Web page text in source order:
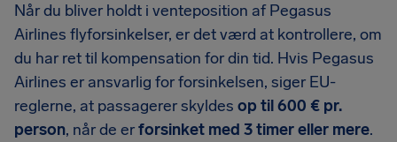
Når du bliver holdt i venteposition af Pegasus
Airlines flyforsinkelser, er det værd at kontrollere, om
du har ret til kompensation for din tid. Hvis Pegasus
Airlines er ansvarlig for forsinkelsen, siger EU-
reglerne, at passagerer skyldes op til 600 € pr.
person, når de erforsinket med 3 timer eller mere.